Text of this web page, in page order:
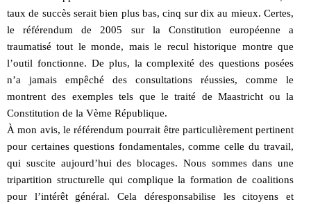
taux de succès serait bien plus bas, cinq sur dix au mieux. Certes,
le référendum de 2005 sur la Constitution européenne a
traumatisé tout le monde, mais le recul historique montre que
l’outil fonctionne. De plus, la complexité des questions posées
n’a jamais empêché des consultations réussies, comme le
montrent des exemples tels que le traité de Maastricht ou la
Constitution de la Vème République.
À mon avis, le référendum pourrait être particulièrement pertinent
pour certaines questions fondamentales, comme celle du travail,
qui suscite aujourd’hui des blocages. Nous sommes dans une
tripartition structurelle qui complique la formation de coalitions
pour l’intérêt général. Cela déresponsabilise les citoyens et